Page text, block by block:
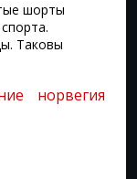
шорты
Таковы
норвегия